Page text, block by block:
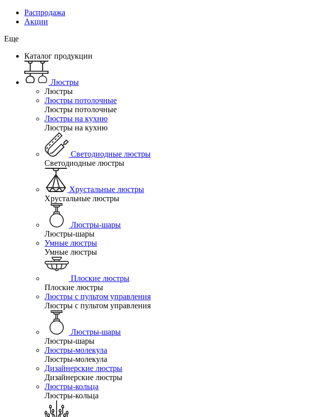
Распродажа
Акции
Еще
Каталог продукции
Люстры
Люстры
Люстры потолочные
Люстры потолочные
Люстры на кухню
Люстры на кухню
Светодиодные люстры
Светодиодные люстры
Хрустальные люстры
Хрустальные люстры
Люстры-шары
Люстры-шары
Умные люстры
Умные люстры
Плоские люстры
Плоские люстры
Люстры с пультом управления
Люстры с пультом управления
Люстры-шары
Люстры-шары
Люстры-молекула
Люстры-молекула
Дизайнерские люстры
Дизайнерские люстры
Люстры-кольца
Люстры-кольца